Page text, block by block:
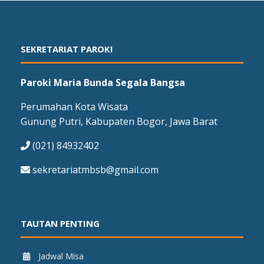
SEKRETARIAT PAROKI
Paroki Maria Bunda Segala Bangsa
Perumahan Kota Wisata
Gunung Putri, Kabupaten Bogor, Jawa Barat
(021) 84932402
sekretariatmbsb@gmail.com
TAUTAN PENTING
Jadwal Misa